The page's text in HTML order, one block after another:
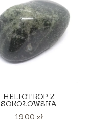
HELIOTROP Z
SOKOŁOWSKA
Cena